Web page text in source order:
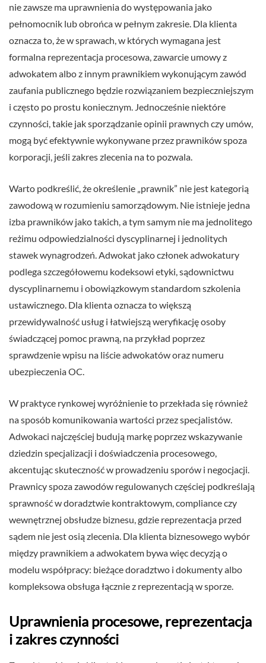
nie zawsze ma uprawnienia do występowania jako
pełnomocnik lub obrońca w pełnym zakresie. Dla klienta
oznacza to, że w sprawach, w których wymagana jest
formalna reprezentacja procesowa, zawarcie umowy z
adwokatem albo z innym prawnikiem wykonującym zawód
zaufania publicznego będzie rozwiązaniem bezpieczniejszym
i często po prostu koniecznym. Jednocześnie niektóre
czynności, takie jak sporządzanie opinii prawnych czy umów,
mogą być efektywnie wykonywane przez prawników spoza
korporacji, jeśli zakres zlecenia na to pozwala.
Warto podkreślić, że określenie „prawnik” nie jest kategorią
zawodową w rozumieniu samorządowym. Nie istnieje jedna
izba prawników jako takich, a tym samym nie ma jednolitego
reżimu odpowiedzialności dyscyplinarnej i jednolitych
stawek wynagrodzeń. Adwokat jako członek adwokatury
podlega szczegółowemu kodeksowi etyki, sądownictwu
dyscyplinarnemu i obowiązkowym standardom szkolenia
ustawicznego. Dla klienta oznacza to większą
przewidywalność usług i łatwiejszą weryfikację osoby
świadczącej pomoc prawną, na przykład poprzez
sprawdzenie wpisu na liście adwokatów oraz numeru
ubezpieczenia OC.
W praktyce rynkowej wyróżnienie to przekłada się również
na sposób komunikowania wartości przez specjalistów.
Adwokaci najczęściej budują markę poprzez wskazywanie
dziedzin specjalizacji i doświadczenia procesowego,
akcentując skuteczność w prowadzeniu sporów i negocjacji.
Prawnicy spoza zawodów regulowanych częściej podkreślają
sprawność w doradztwie kontraktowym, compliance czy
wewnętrznej obsłudze biznesu, gdzie reprezentacja przed
sądem nie jest osią zlecenia. Dla klienta biznesowego wybór
między prawnikiem a adwokatem bywa więc decyzją o
modelu współpracy: bieżące doradztwo i dokumenty albo
kompleksowa obsługa łącznie z reprezentacją w sporze.
Uprawnienia procesowe, reprezentacja
i zakres czynności